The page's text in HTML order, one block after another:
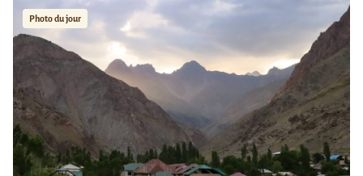
Photo du jour